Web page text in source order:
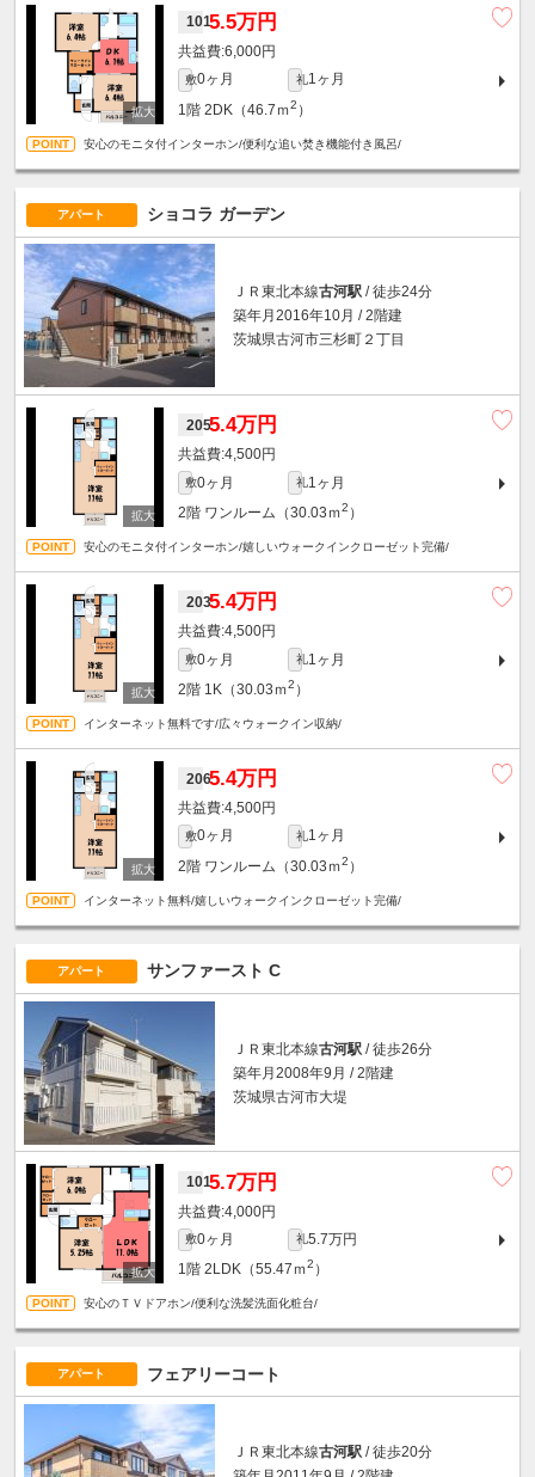
1015.5万円
6,000円
敷0ヶ月 礼1ヶ月
1階 2DK（46.7ｍ2 ）
安心のモニタ付インターホン/便利な追い焚き機能付き風呂/
アパート ショコラ ガーデン
ＪＲ東北本線古河駅 / 徒歩24分
築年月2016年10月 / 2階建
茨城県古河市三杉町２丁目
2055.4万円
4,500円
敷0ヶ月 礼1ヶ月
2階 ワンルーム（30.03ｍ2 ）
安心のモニタ付インターホン/嬉しいウォークインクローゼット完備/
2035.4万円
4,500円
敷0ヶ月 礼1ヶ月
2階 1K（30.03ｍ2 ）
インターネット無料です/広々ウォークイン収納/
2065.4万円
4,500円
敷0ヶ月 礼1ヶ月
2階 ワンルーム（30.03ｍ2 ）
インターネット無料/嬉しいウォークインクローゼット完備/
アパート サンファースト C
ＪＲ東北本線古河駅 / 徒歩26分
築年月2008年9月 / 2階建
茨城県古河市大堤
1015.7万円
4,000円
敷0ヶ月 礼5.7万円
1階 2LDK（55.47ｍ2 ）
安心のＴＶドアホン/便利な洗髪洗面化粧台/
アパート フェアリーコート
ＪＲ東北本線古河駅 / 徒歩20分